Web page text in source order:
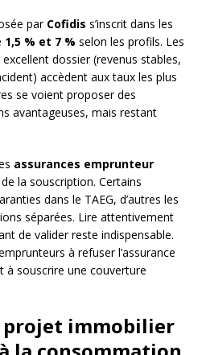
par Cofidis s’inscrit dans les
1,5 % et 7 % selon les profils. Les
dossier (revenus stables,
accèdent aux taux les plus
se voient proposer des
avantageuses, mais restant
assurances emprunteur
la souscription. Certains
dans le TAEG, d’autres les
séparées. Lire attentivement
de valider reste indispensable.
à refuser l’assurance
à souscrire une couverture
projet immobilier